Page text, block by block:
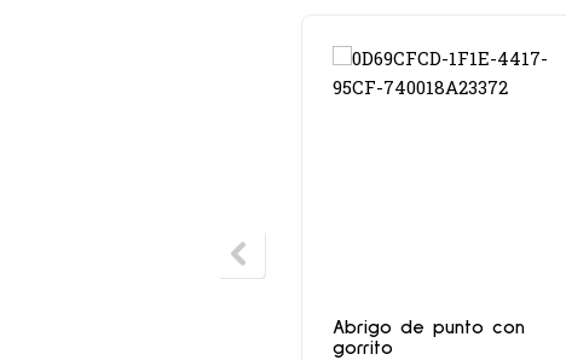
Abrigo de punto con
gorrito